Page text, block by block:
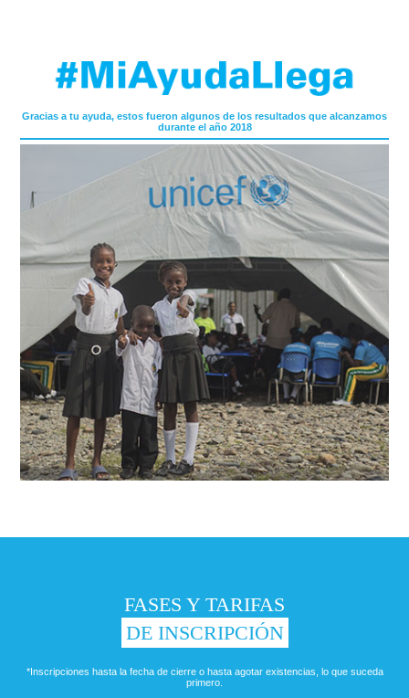
Gracias a tu ayuda, estos fueron algunos de los resultados que alcanzamos
durante el año 2018
FASES Y TARIFAS
DE INSCRIPCIÓN
*Inscripciones hasta la fecha de cierre o hasta agotar existencias, lo que suceda
primero.